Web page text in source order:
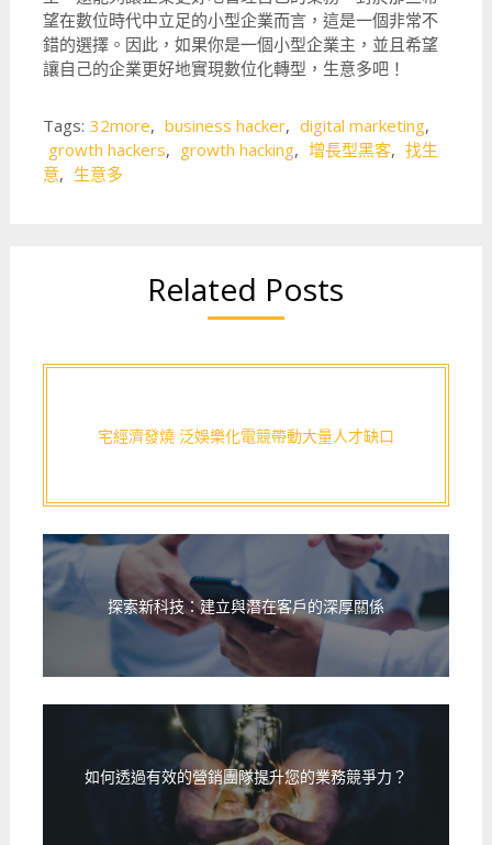
望在數位時代中立足的小型企業而言，這是一個非常不
錯的選擇。因此，如果你是一個小型企業主，並且希望
讓自己的企業更好地實現數位化轉型，生意多吧！
Tags: 32more, business hacker, digital marketing,
growth hackers, growth hacking, 增長型黑客, 找生
意, 生意多
Related Posts
宅經濟發燒 泛娛樂化電競帶動大量人才缺口
探索新科技：建立與潛在客戶的深厚關係
如何透過有效的營銷團隊提升您的業務競爭力？